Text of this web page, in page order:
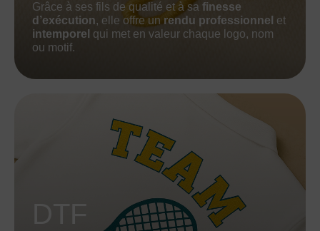
Grâce à ses fils de qualité et à sa finesse
d’exécution, elle offre un rendu professionnel et
intemporel qui met en valeur chaque logo, nom
ou motif.
DTF